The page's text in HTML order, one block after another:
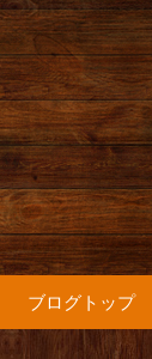
楽カフェ
ブログトップ